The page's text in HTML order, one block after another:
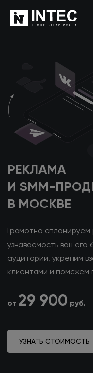
РЕКЛАМА
И SMM-
В МОСКВЕ
Грамотно
узнаваемость вашего
аудитории, укрепим
клиентами и поможем
от 29 900 руб.
УЗНАТЬ СТОИМОСТЬ